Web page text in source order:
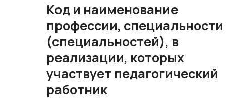
Код и наименование
профессии, специальности
(специальностей), в
реализации, которых
участвует педагогический
работник